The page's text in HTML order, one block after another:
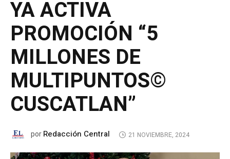
YA ACTIVA
PROMOCIÓN “5
MILLONES DE
MULTIPUNTOS©
CUSCATLAN”
porRedacción Central 21 NOVIEMBRE, 2024